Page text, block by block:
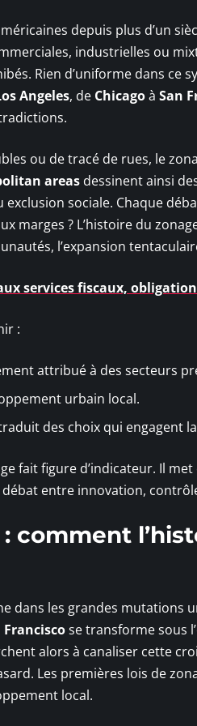
depuis plus d’un
industrielles ou
Rien d’uniforme dans ce
Angeles, de Chicagoà San
ou de tracé de rues, le
areas dessinent ainsi
sociale. Chaque
marges ? L’histoire du
l’expansion
services fiscaux,
:
attribué à des secteurs
urbain local.
des choix qui engagent
fait figure d’indicateur. Il met
débat entre innovation,
comment
dans les grandes mutations
Franciscose transforme sous
alors à canaliser cette
Les premières lois de
local.